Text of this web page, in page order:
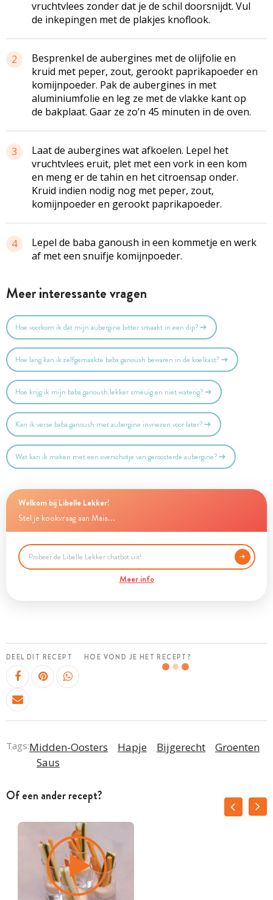
vruchtvlees zonder dat je de schil doorsnijdt. Vul
de inkepingen met de plakjes knoflook.
2
Besprenkel de aubergines met de olijfolie en
kruid met peper, zout, gerookt paprikapoeder en
komijnpoeder. Pak de aubergines in met
aluminiumfolie en leg ze met de vlakke kant op
de bakplaat. Gaar ze zo’n 45 minuten in de oven.
3
Laat de aubergines wat afkoelen. Lepel het
vruchtvlees eruit, plet met een vork in een kom
en meng er de tahin en het citroensap onder.
Kruid indien nodig nog met peper, zout,
komijnpoeder en gerookt paprikapoeder.
4
Lepel de baba ganoush in een kommetje en werk
af met een snuifje komijnpoeder.
Meer interessante vragen
Hoe voorkom ik dat mijn aubergine bitter smaakt in een dip?
Hoe lang kan ik zelfgemaakte baba ganoush bewaren in de koelkast?
Hoe krijg ik mijn baba ganoush lekker smeuïg en niet waterig?
Kan ik verse baba ganoush met aubergine invriezen voor later?
Wat kan ik maken met een overschotje van geroosterde aubergine?
Welkom bij Libelle Lekker!
Stel je kookvraag aan Maia...
Meer info
DEEL DIT RECEPT HOE VOND JE HET RECEPT?
Tags:Midden-Oosters Hapje Bijgerecht
Groenten
Saus
Of een ander recept?